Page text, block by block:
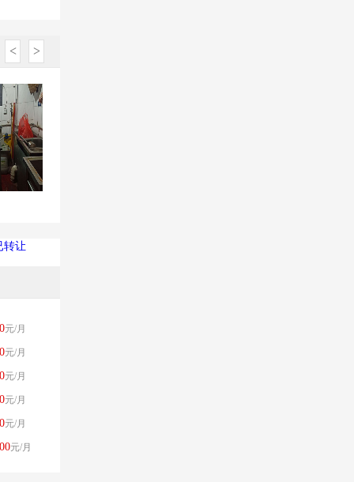
< >
转让
元/月
元/月
元/月
元/月
元/月
元/月